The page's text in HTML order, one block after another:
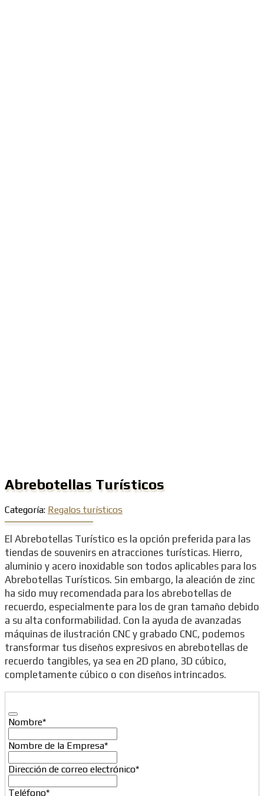
Abrebotellas Turísticos
Categoría: Regalos turísticos
El Abrebotellas Turístico es la opción preferida para las
tiendas de souvenirs en atracciones turísticas. Hierro,
aluminio y acero inoxidable son todos aplicables para los
Abrebotellas Turísticos. Sin embargo, la aleación de zinc
ha sido muy recomendada para los abrebotellas de
recuerdo, especialmente para los de gran tamaño debido
a su alta conformabilidad. Con la ayuda de avanzadas
máquinas de ilustración CNC y grabado CNC, podemos
transformar tus diseños expresivos en abrebotellas de
recuerdo tangibles, ya sea en 2D plano, 3D cúbico,
completamente cúbico o con diseños intrincados.
Contact
Nombre*
Nombre de la Empresa*
Dirección de correo electrónico*
Teléfono*